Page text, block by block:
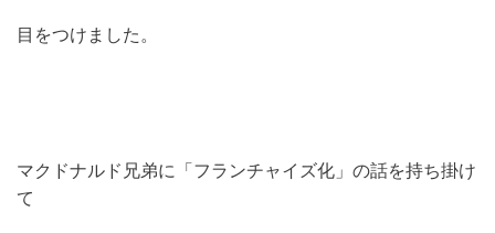
目をつけました。
マクドナルド兄弟に「フランチャイズ化」の話を持ち掛け
て